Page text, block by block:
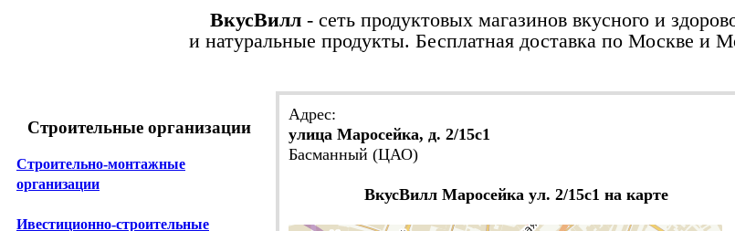
ВкусВилл - сеть продуктовых магазинов вкусного и
и натуральные продукты. Бесплатная доставка по Москве и
Строительные организации
Строительно-монтажные
организации
Ивестиционно-строительные
Адрес:
улица Маросейка, д. 2/15с1
Басманный (ЦАО)
ВкусВилл Маросейка ул. 2/15с1 на карте